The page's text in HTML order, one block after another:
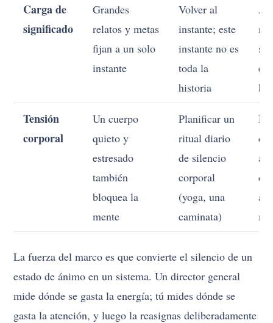
Carga de
significado
Grandes
relatos y metas
fijan a un solo
instante
Volver al
instante; este
instante no es
toda la
historia
es
Tensión
corporal
Un cuerpo
quieto y
estresado
también
bloquea la
mente
Planificar un
ritual diario
de silencio
corporal
(yoga, una
caminata)
La fuerza del marco es que convierte el silencio de un
estado de ánimo en un sistema. Un director general
mide dónde se gasta la energía; tú mides dónde se
gasta la atención, y luego la reasignas deliberadamente